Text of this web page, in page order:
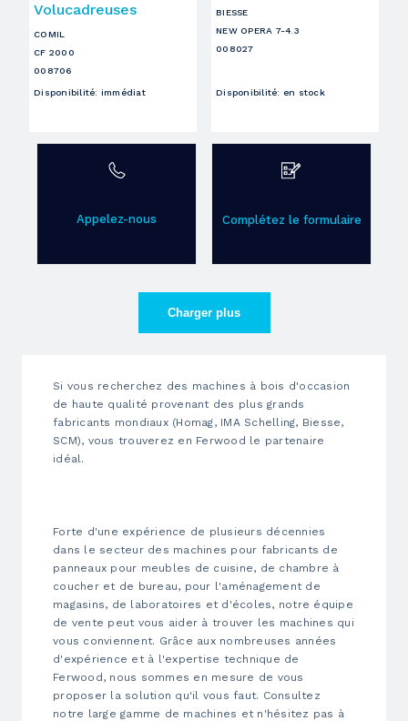
Volucadreuses
COMIL
CF 2000
008706
Disponibilité: immédiat
BIESSE
NEW OPERA 7-4.3
008027
Disponibilité: en stock
Appelez-nous Complétez le formulaire
Charger plus
Si vous recherchez des machines à bois d'occasion
de haute qualité provenant des plus grands
fabricants mondiaux (Homag, IMA Schelling, Biesse,
SCM), vous trouverez en Ferwood le partenaire
idéal.
Forte d'une expérience de plusieurs décennies
dans le secteur des machines pour fabricants de
panneaux pour meubles de cuisine, de chambre à
coucher et de bureau, pour l'aménagement de
magasins, de laboratoires et d'écoles, notre équipe
de vente peut vous aider à trouver les machines qui
vous conviennent. Grâce aux nombreuses années
d'expérience et à l'expertise technique de
Ferwood, nous sommes en mesure de vous
proposer la solution qu'il vous faut. Consultez
notre large gamme de machines et n'hésitez pas à